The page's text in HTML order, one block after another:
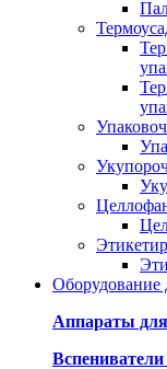
Оборудование
Аппараты